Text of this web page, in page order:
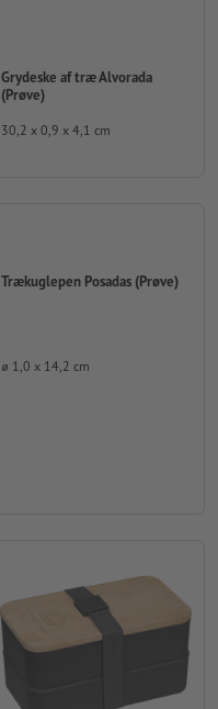
Grydeske af træ Alvorada
(Prøve)
30,2 x 0,9 x 4,1 cm
Trækuglepen Posadas (Prøve)
⌀ 1,0 x 14,2 cm